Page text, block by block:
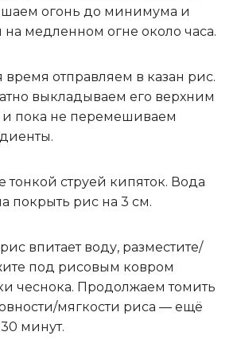
огонь до минимума и
медленном огне около часа.
время отправляем в казан рис.
выкладываем его верхним
и пока не перемешиваем
тонкой струей кипяток. Вода
покрыть рис на 3 см.
впитает воду, разместите/
под рисовым ковром
чеснока. Продолжаем томить
мягкости риса — ещё
минут.